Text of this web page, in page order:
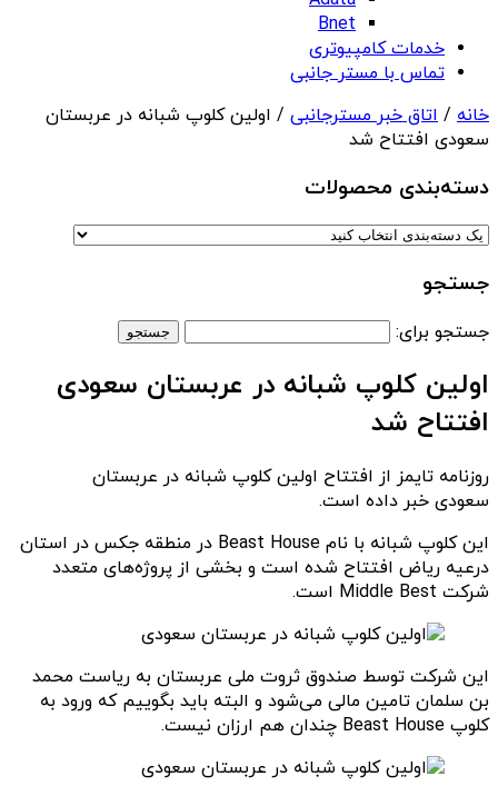
Bnet
خدمات کامپیوتری
تماس با مستر جانبی
خانه / اتاق خبر مسترجانبی / اولین کلوپ شبانه در عربستان
سعودی افتتاح شد
دسته‌بندی‌ محصولات
جستجو
جستجو برای:
اولین کلوپ شبانه در عربستان سعودی
افتتاح شد
روزنامه تایمز از افتتاح اولین کلوپ شبانه در عربستان
سعودی خبر داده است.
این کلوپ شبانه با نام Beast House در منطقه جکس در استان
درعیه ریاض افتتاح شده است و بخشی از پروژه‌های متعدد
شرکت Middle Best است.
این شرکت توسط صندوق ثروت ملی عربستان به ریاست محمد
بن سلمان تامین مالی می‌شود و البته باید بگوییم که ورود به
کلوپ Beast House چندان هم ارزان نیست.